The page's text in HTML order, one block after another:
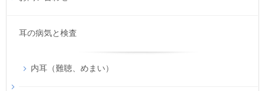
耳の病気と検査
内耳（難聴、めまい）